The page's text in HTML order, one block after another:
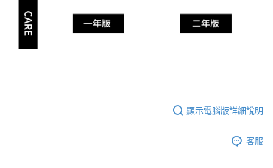
顯示電腦版詳細說明
客服